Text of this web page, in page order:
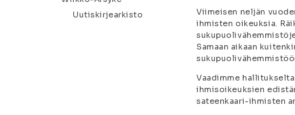
Uutiskirjearkisto
Viimeisen neljän
ihmisten oikeuksia.
Samaan aikaan
Vaadimme
ihmisoikeuksien
sateenkaari-ihmisten